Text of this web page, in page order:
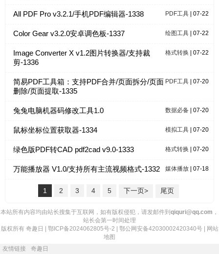
PDF工具 | 07-22
All PDF Pro v3.2.1/手机PDF编辑器-1338
绘图工具 | 07-22
Color Gear v3.2.0安卓调色板-1337
格式转换 | 07-22
Image Converter X v1.2图片转换器/支持裁
剪-1336
PDF工具 | 07-20
简易PDF工具箱：支持PDF合并/页面拆分/页面
删除/页面提取-1335
数据必备 | 07-20
兔兔电脑机器码修改工具1.0
模拟工具 | 07-20
鼠标坐标位置获取器-1334
格式转换 | 07-20
绿色版PDF转CAD pdf2cad v9.0-1333
媒体播放 | 07-18
万能播放器 V1.0/支持所有主流视频格式-1332
1 2 3 4 5 下一页> 尾页
本站所有内容均由站长搜集于互联网，如有版权侵犯，请发邮件到 qiquri@qq.com ，
站长会第一时间处理
版权所有 奇趣日 鄂ICP备2024062805号-2 鄂公网安备42030002420340号|
网站
地图
友情链接
奇趣日